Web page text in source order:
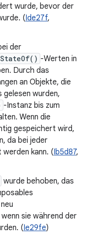
wurde, bevor der
(Ide27f,
der
-Werten in
Durch das
an Objekte, die
wurden,
-Instanz bis zum
Wenn die
gespeichert wird,
da bei jeder
kann. (Ib5d87,
wurde behoben, das
sie während der
(Ie29fe)